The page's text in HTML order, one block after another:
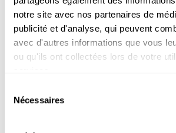
notre site avec nos partenaires de
publicité et d'analyse, qui peuvent
avec d'autres informations que vous
ou qu'ils ont collectées lors de votre
Nécessaires
Depuis que nous avons exploré
de la Terre et que les matières
rares, il est logique que nous
les expéditions dans l’espace. Et, mon
Ministre Schneider, nous vous